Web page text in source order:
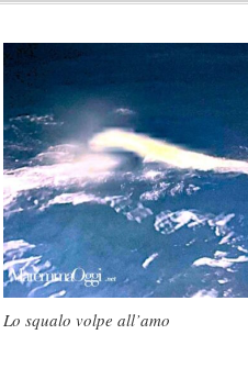
Lo squalo volpe all’amo